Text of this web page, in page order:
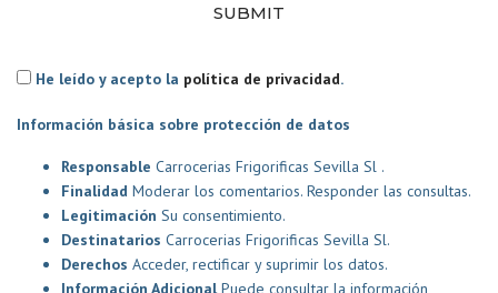
SUBMIT
He leído y acepto la política de privacidad.
Información básica sobre protección de datos
Responsable Carrocerias Frigorificas Sevilla Sl .
Finalidad Moderar los comentarios. Responder las consultas.
Legitimación Su consentimiento.
Destinatarios Carrocerias Frigorificas Sevilla Sl.
Derechos Acceder, rectificar y suprimir los datos.
Información AdicionalPuede consultar la información